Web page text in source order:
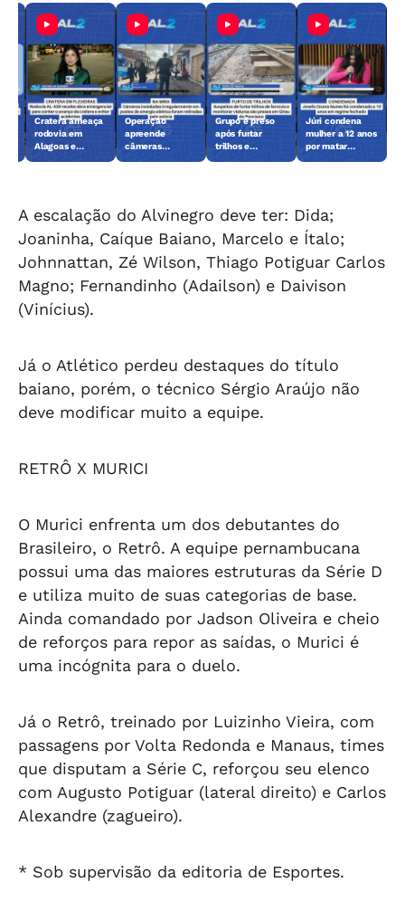
Cratera ameaça
rodovia em
Alagoas e
Operação
apreende
câmeras
Grupo é preso
após furtar
trilhos e
Júri condena
mulher a 12 anos
por matar
A escalação do Alvinegro deve ter: Dida;
Joaninha, Caíque Baiano, Marcelo e Ítalo;
Johnnattan, Zé Wilson, Thiago Potiguar Carlos
Magno; Fernandinho (Adailson) e Daivison
(Vinícius).
Já o Atlético perdeu destaques do título
baiano, porém, o técnico Sérgio Araújo não
deve modificar muito a equipe.
RETRÔ X MURICI
O Murici enfrenta um dos debutantes do
Brasileiro, o Retrô. A equipe pernambucana
possui uma das maiores estruturas da Série D
e utiliza muito de suas categorias de base.
Ainda comandado por Jadson Oliveira e cheio
de reforços para repor as saídas, o Murici é
uma incógnita para o duelo.
Já o Retrô, treinado por Luizinho Vieira, com
passagens por Volta Redonda e Manaus, times
que disputam a Série C, reforçou seu elenco
com Augusto Potiguar (lateral direito) e Carlos
Alexandre (zagueiro).
* Sob supervisão da editoria de Esportes.